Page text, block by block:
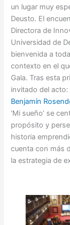
un lugar muy
Deusto. El
Directora de
Universidad de
bienvenida a
contexto en el
Gala. Tras esta
invitado del
Benjamín
‘Mi sueño’ se
propósito y
historia
cuenta con más
la estrategia de